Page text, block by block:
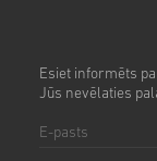
Esiet informēts
Jūs nevēlaties